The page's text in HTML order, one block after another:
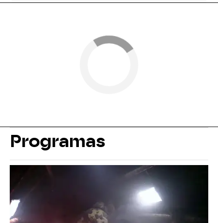
Programas